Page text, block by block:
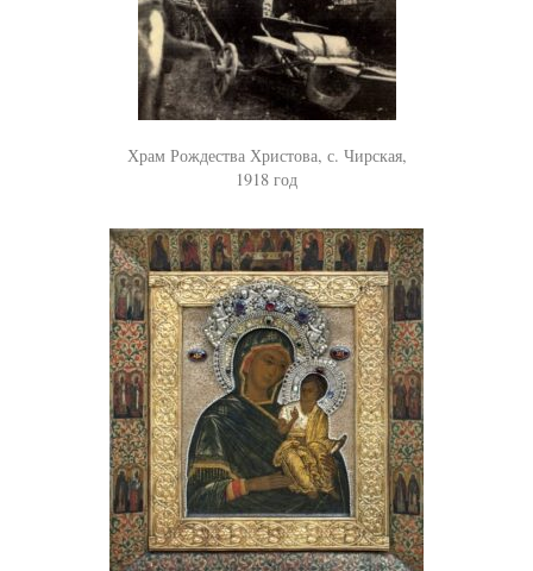
Храм Рождества Христова, с. Чирская,
1918 год